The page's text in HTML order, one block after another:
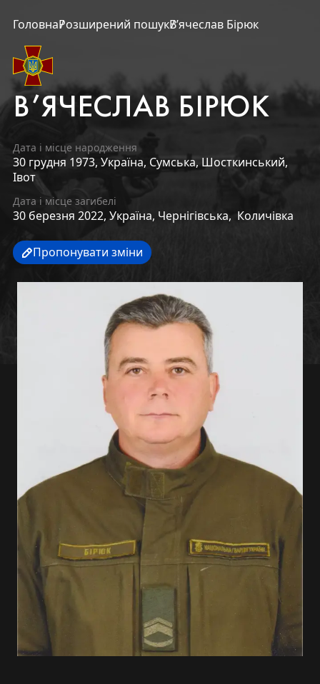
ГоловнаРозширений пошукВ’ячеслав Бірюк
В’ЯЧЕСЛАВ БІРЮК
Дата і місце народження
30 грудня 1973, Україна, Сумська, Шосткинський,
Івот
Дата і місце загибелі
30 березня 2022, Україна, Чернігівська, Количівка
Пропонувати зміни